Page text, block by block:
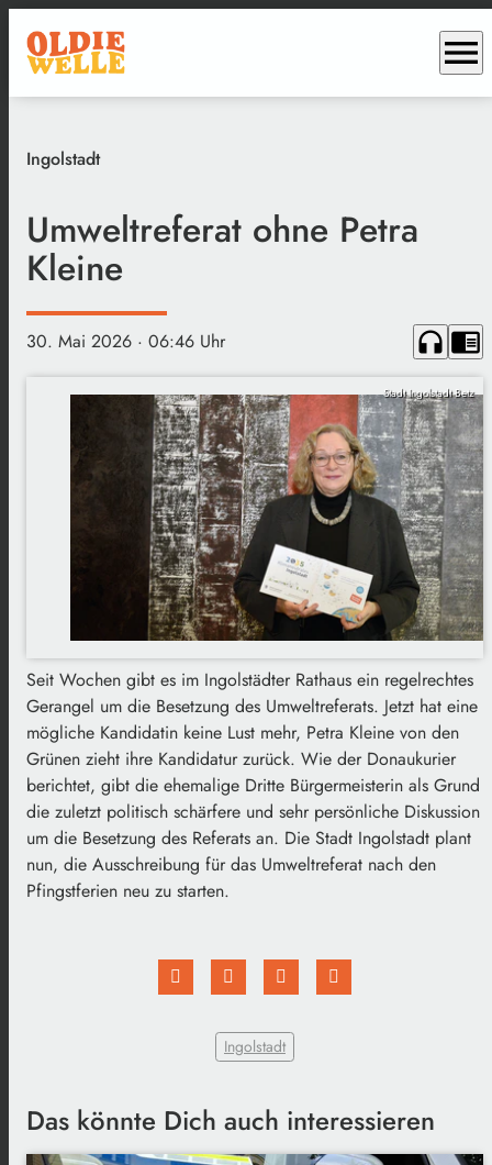
menu
Ingolstadt
Umweltreferat ohne Petra
Kleine
30. Mai 2026 · 06:46 Uhr headphones chrome_reader_mode
Stadt Ingolstadt Betz
Seit Wochen gibt es im Ingolstädter Rathaus ein regelrechtes
Gerangel um die Besetzung des Umweltreferats. Jetzt hat eine
mögliche Kandidatin keine Lust mehr, Petra Kleine von den
Grünen zieht ihre Kandidatur zurück. Wie der Donaukurier
berichtet, gibt die ehemalige Dritte Bürgermeisterin als Grund
die zuletzt politisch schärfere und sehr persönliche Diskussion
um die Besetzung des Referats an. Die Stadt Ingolstadt plant
nun, die Ausschreibung für das Umweltreferat nach den
Pfingstferien neu zu starten.
Ingolstadt
Das könnte Dich auch interessieren